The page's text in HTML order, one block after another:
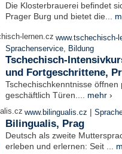
Die Klosterbrauerei befindet
Prager Burg und bietet die...
www.tschechisch-
Sprachenservice, Bildung
Tschechisch-
und Fortgeschrittene,
Tschechischkenntnisse öffnen
geschäftlich Türen.... mehr ›
www.bilingualis.cz |
Bilingualis, Prag
Deutsch als zweite
erleben und erlernen: Seit ...